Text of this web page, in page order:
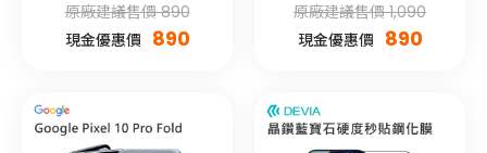
原廠建議售價 890
現金優惠價 890
原廠建議售價 1,090
現金優惠價 890